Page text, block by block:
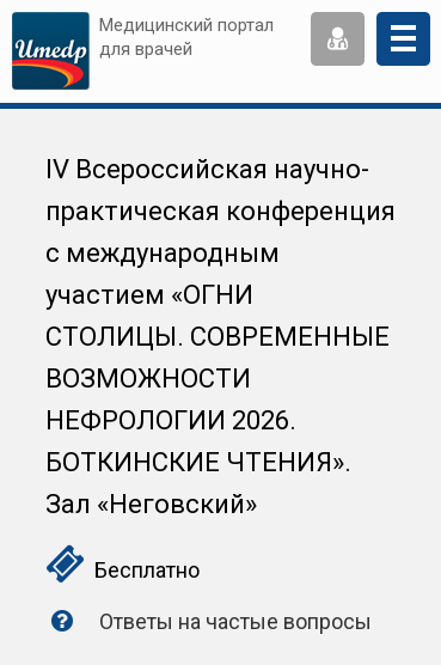
Медицинский портал
для врачей
IV Всероссийская научно-
практическая конференция
с международным
участием «ОГНИ
СТОЛИЦЫ. СОВРЕМЕННЫЕ
ВОЗМОЖНОСТИ
НЕФРОЛОГИИ 2026.
БОТКИНСКИЕ ЧТЕНИЯ».
Зал «Неговский»
Бесплатно
Ответы на частые вопросы